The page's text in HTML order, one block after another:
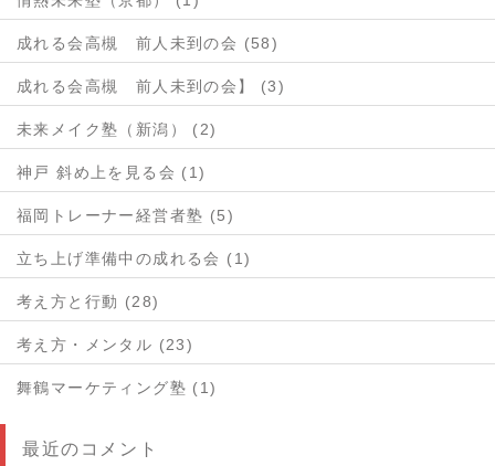
成れる会高槻 前人未到の会 (58)
成れる会高槻 前人未到の会】 (3)
未来メイク塾（新潟） (2)
神戸 斜め上を見る会 (1)
福岡トレーナー経営者塾 (5)
立ち上げ準備中の成れる会 (1)
考え方と行動 (28)
考え方・メンタル (23)
舞鶴マーケティング塾 (1)
最近のコメント